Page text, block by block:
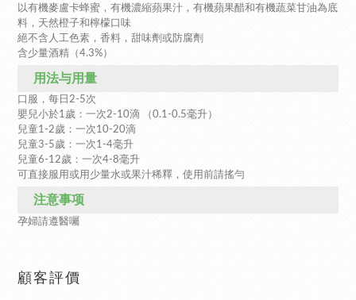
以有機麥盧卡蜂蜜，有機濃縮蘋果汁，有機蘋果醋和有機蔬菜甘油為底
料，天然橙子和檸檬口味
絕不含人工色素，香料，甜味劑或防腐劑
含少量酒精（4.3%）
用法与用量
口服，每日2-5次
嬰兒小於1歲：一次2-10滴 （0.1-0.5毫升）
兒童1-2歲：一次10-20滴
兒童3-5歲：一次1-4毫升
兒童6-12歲：一次4-8毫升
可直接服用或用少量水或果汁稀釋，使用前請搖勻
注意事项
孕婦請遵醫囑
顧客評價